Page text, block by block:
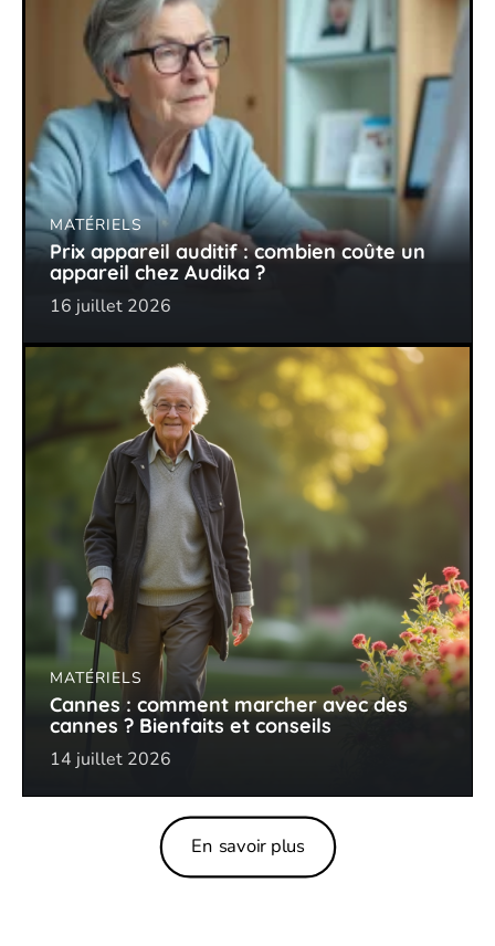
MATÉRIELS
Prix appareil auditif : combien coûte un
appareil chez Audika ?
16 juillet 2026
MATÉRIELS
Cannes : comment marcher avec des
cannes ? Bienfaits et conseils
14 juillet 2026
En savoir plus